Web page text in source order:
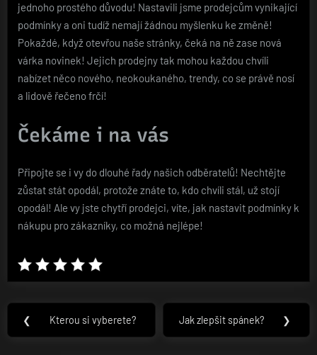
jednoho prostého důvodu! Nastavili jsme prodejcům vynikající
podmínky a oni tudíž nemají žádnou myšlenku ke změně!
Pokaždé, když otevřou naše stránky, čeká na ně zase nová
várka novinek! Jejich prodejny tak mohou každou chvíli
nabízet něco nového, neokoukaného, trendy, co se právě nosí
a lidově řečeno frčí!
Čekáme i na vás
Připojte se i vy do dlouhé řady našich odběratelů! Nechtějte
zůstat stát opodál, protože znáte to, kdo chvíli stál, už stojí
opodál! Ale vy jste chytří prodejci, víte, jak nastavit podmínky k
nákupu pro zákazníky, co možná nejlépe!
Navigace
pro
❮
Previous
Kterou si vyberete?
Next
Jak zlepšit spánek? ❯